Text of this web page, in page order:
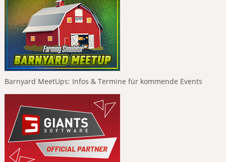
Barnyard MeetUps: Infos & Termine für kommende Events